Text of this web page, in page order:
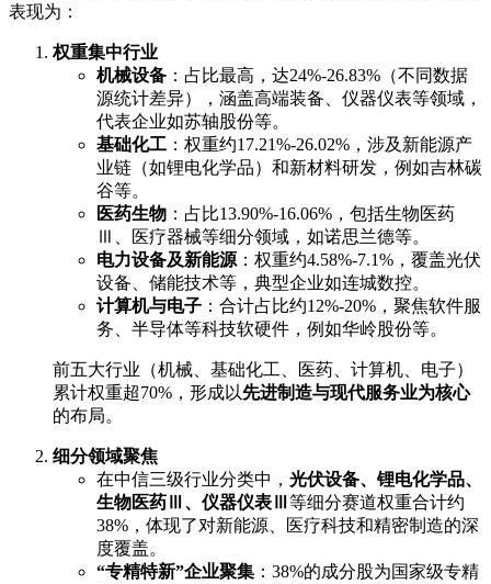
表现为：
权重集中行业
机械设备 ：占比最高，达24%-26.83%（不同数据
源统计差异），涵盖高端装备、仪器仪表等领域，
代表企业如苏轴股份等。
基础化工 ：权重约17.21%-26.02%，涉及新能源产
业链（如锂电化学品）和新材料研发，例如吉林碳
谷等。
医药生物 ：占比13.90%-16.06%，包括生物医药
Ⅲ、医疗器械等细分领域，如诺思兰德等。
电力设备及新能源 ：权重约4.58%-7.1%，覆盖光伏
设备、储能技术等，典型企业如连城数控。
计算机与电子 ：合计占比约12%-20%，聚焦软件服
务、半导体等科技软硬件，例如华岭股份等。
前五大行业（机械、基础化工、医药、计算机、电子）
累计权重超70%，形成以先进制造与现代服务业为核心
的布局。
细分领域聚焦
在中信三级行业分类中， 光伏设备、锂电化学品、
生物医药Ⅲ、仪器仪表Ⅲ 等细分赛道权重合计约
38%，体现了对新能源、医疗科技和精密制造的深
度覆盖。
“专精特新”企业聚集 ：38%的成分股为国家级专精